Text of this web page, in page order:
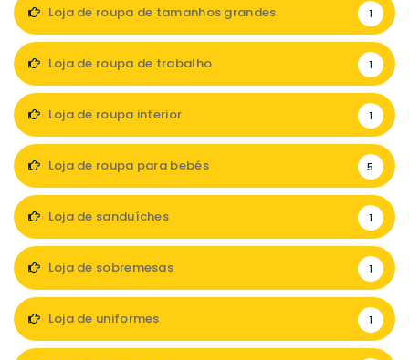
Loja de roupa de tamanhos grandes 1
Loja de roupa de trabalho 1
Loja de roupa interior 1
Loja de roupa para bebés 5
Loja de sanduíches 1
Loja de sobremesas 1
Loja de uniformes 1